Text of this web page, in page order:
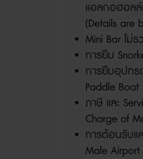
แอลกอฮอล
(Details are
Mini Bar ไม่
การยืม
การยืมอุปก
Paddle Boat
ภาษี และ
Charge of
การต้อนรับแ
Male Airport